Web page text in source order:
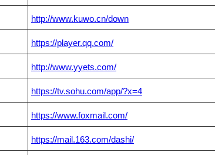
http://www.kuwo.cn/down
https://player.qq.com/
http://www.yyets.com/
https://tv.sohu.com/app/?x=4
https://www.foxmail.com/
https://mail.163.com/dashi/